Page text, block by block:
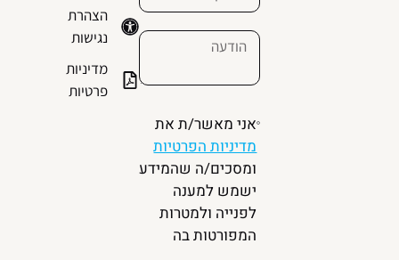
הצהרת
נגישות
מדיניות
פרטיות
אני מאשר/ת את
מדיניות הפרטיות
ומסכים/ה שהמידע
ישמש למענה
לפנייה ולמטרות
המפורטות בה